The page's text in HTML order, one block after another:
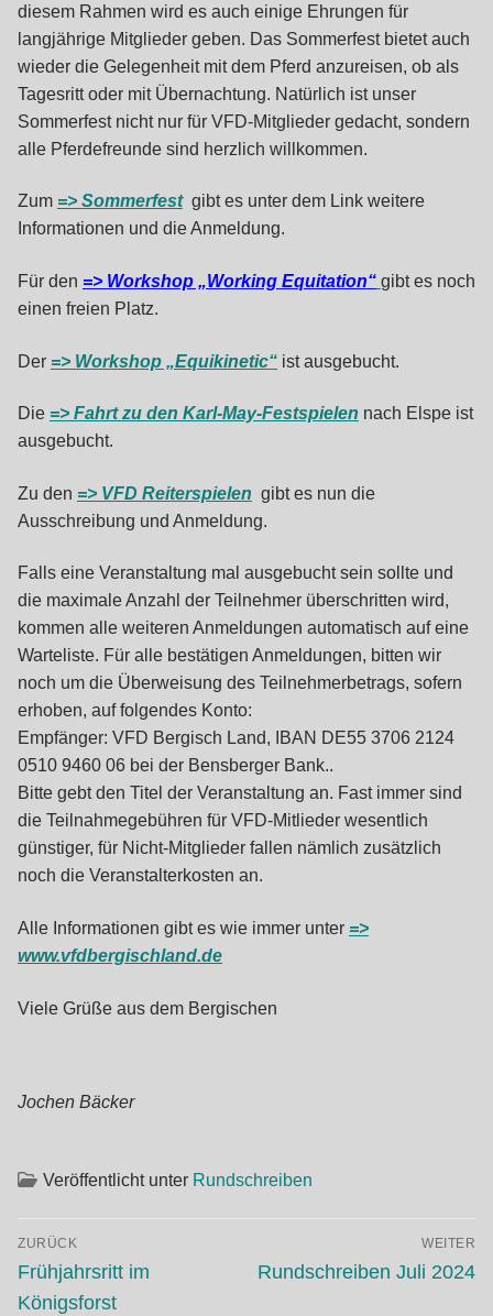
diesem Rahmen wird es auch einige Ehrungen für
langjährige Mitglieder geben. Das Sommerfest bietet auch
wieder die Gelegenheit mit dem Pferd anzureisen, ob als
Tagesritt oder mit Übernachtung. Natürlich ist unser
Sommerfest nicht nur für VFD-Mitglieder gedacht, sondern
alle Pferdefreunde sind herzlich willkommen.
Zum => Sommerfest gibt es unter dem Link weitere
Informationen und die Anmeldung.
Für den => Workshop „Working Equitation“ gibt es noch
einen freien Platz.
Der => Workshop „Equikinetic“ ist ausgebucht.
Die => Fahrt zu den Karl-May-Festspielen nach Elspe ist
ausgebucht.
Zu den => VFD Reiterspielen gibt es nun die
Ausschreibung und Anmeldung.
Falls eine Veranstaltung mal ausgebucht sein sollte und
die maximale Anzahl der Teilnehmer überschritten wird,
kommen alle weiteren Anmeldungen automatisch auf eine
Warteliste. Für alle bestätigen Anmeldungen, bitten wir
noch um die Überweisung des Teilnehmerbetrags, sofern
erhoben, auf folgendes Konto:
Empfänger: VFD Bergisch Land, IBAN DE55 3706 2124
0510 9460 06 bei der Bensberger Bank..
Bitte gebt den Titel der Veranstaltung an. Fast immer sind
die Teilnahmegebühren für VFD-Mitlieder wesentlich
günstiger, für Nicht-Mitglieder fallen nämlich zusätzlich
noch die Veranstalterkosten an.
Alle Informationen gibt es wie immer unter =>
www.vfdbergischland.de
Viele Grüße aus dem Bergischen
Jochen Bäcker
Veröffentlicht unter Rundschreiben
Beitragsnavigation
ZURÜCK
Vorheriger
Beitrag:
Frühjahrsritt im
Königsforst
WEITER
Nächster
Rundschreiben Juli 2024